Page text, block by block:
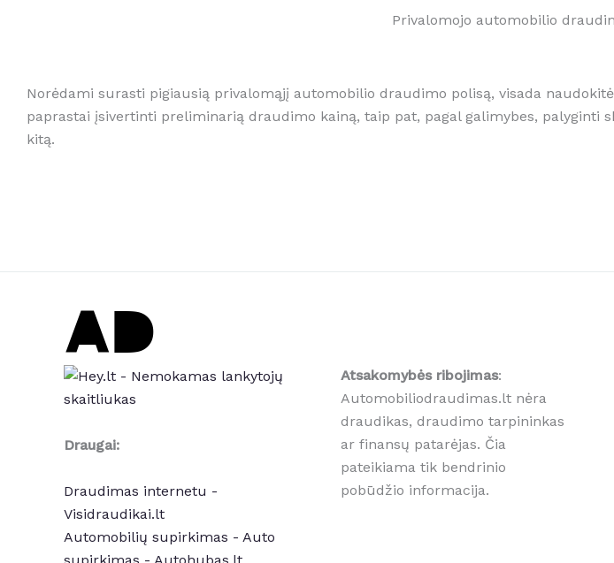
Privalomojo automobilio
Norėdami surasti pigiausią privalomąjį automobilio draudimo polisą, visada
paprastai įsivertinti preliminarią draudimo kainą, taip pat, pagal galimybes,
kitą.
Draugai:
Draudimas internetu -
Visidraudikai.lt
Automobilių supirkimas - Auto
Atsakomybės ribojimas:
Automobiliodraudimas.lt nėra
draudikas, draudimo tarpininkas
ar finansų patarėjas. Čia
pateikiama tik bendrinio
pobūdžio informacija.